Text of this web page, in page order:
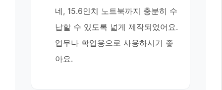
네, 15.6인치 노트북까지 충분히 수
납할 수 있도록 넓게 제작되었어요.
업무나 학업용으로 사용하시기 좋
아요.